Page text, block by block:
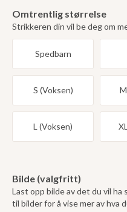
Omtrentlig størrelse
Strikkeren din vil be deg om
Spedbarn
S (Voksen)
L (Voksen)
Bilde (valgfritt)
Last opp bilde av det du vil
til bilder for å vise mer av hva